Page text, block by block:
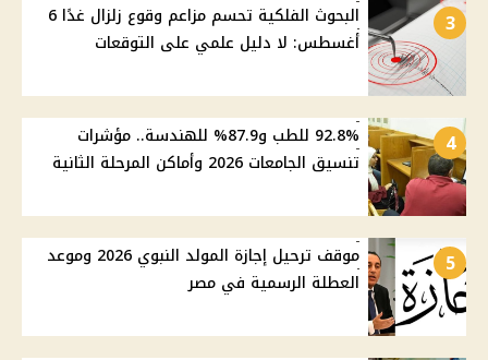
3
البحوث الفلكية تحسم مزاعم وقوع زلزال غدًا 6
أغسطس: لا دليل علمي على التوقعات
4
92.8% للطب و87.9% للهندسة.. مؤشرات
تنسيق الجامعات 2026 وأماكن المرحلة الثانية
5
موقف ترحيل إجازة المولد النبوي 2026 وموعد
العطلة الرسمية في مصر